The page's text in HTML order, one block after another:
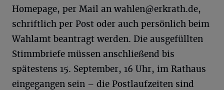
Homepage, per Mail an wahlen@erkrath.de,
schriftlich per Post oder auch persönlich beim
Wahlamt beantragt werden. Die ausgefüllten
Stimmbriefe müssen anschließend bis
spätestens 15. September, 16 Uhr, im Rathaus
eingegangen sein – die Postlaufzeiten sind